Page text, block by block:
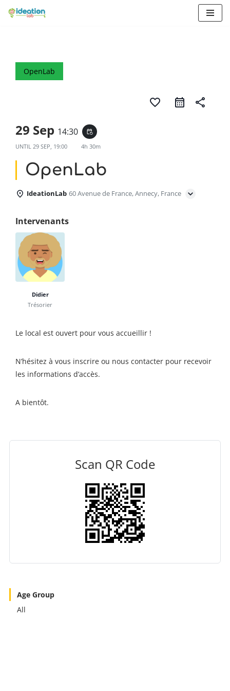
OpenLab
favorite_border share
29 Sep 14:30 event_repeat
UNTIL 29 SEP, 19:00 4h 30m
OpenLab
IdeationLab 60 Avenue de France, Annecy, France
Intervenants
Didier
Trésorier
Le local est ouvert pour vous accueillir !
N’hésitez à vous inscrire ou nous contacter pour recevoir
les informations d’accès.
A bientôt.
Scan QR Code
Age Group
All